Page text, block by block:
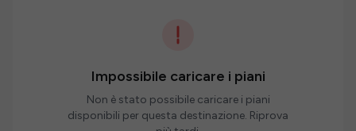
Impossibile caricare i piani
Non è stato possibile caricare i piani
disponibili per questa destinazione. Riprova